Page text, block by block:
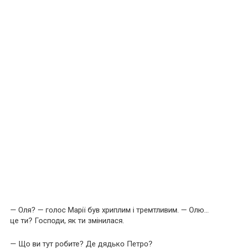
— Оля? — голос Марії був хриплим і тремтливим. — Олю…
це ти? Господи, як ти змінилася.
— Що ви тут робите? Де дядько Петро?